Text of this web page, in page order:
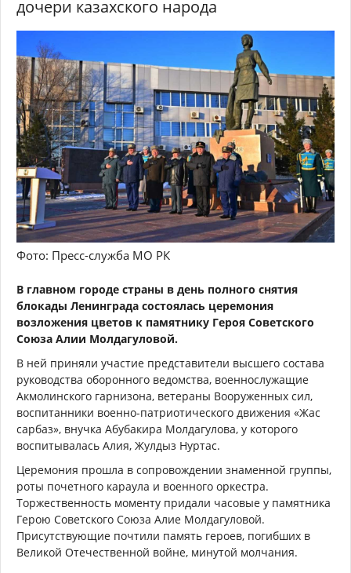
дочери казахского народа
Фото: Пресс-служба МО РК
В главном городе страны в день полного снятия
блокады Ленинграда состоялась церемония
возложения цветов к памятнику Героя Советского
Союза Алии Молдагуловой.
В ней приняли участие представители высшего состава
руководства оборонного ведомства, военнослужащие
Акмолинского гарнизона, ветераны Вооруженных сил,
воспитанники военно-патриотического движения «Жас
сарбаз», внучка Абубакира Молдагулова, у которого
воспитывалась Алия, Жулдыз Нуртас.
Церемония прошла в сопровождении знаменной группы,
роты почетного караула и военного оркестра.
Торжественность моменту придали часовые у памятника
Герою Советского Союза Алие Молдагуловой.
Присутствующие почтили память героев, погибших в
Великой Отечественной войне, минутой молчания.